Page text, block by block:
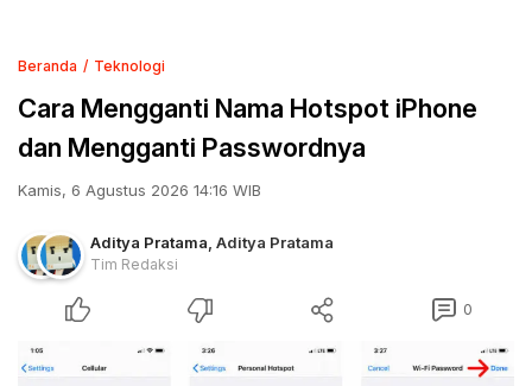
Beranda Teknologi
Cara Mengganti Nama Hotspot iPhone
dan Mengganti Passwordnya
Kamis, 6 Agustus 2026 14:16 WIB
Aditya Pratama Aditya Pratama
Tim Redaksi
0